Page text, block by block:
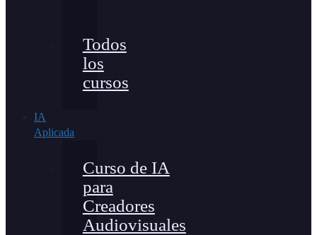
Todos
los
cursos
IA
Aplicada
Curso de IA
para
Creadores
Audiovisuales